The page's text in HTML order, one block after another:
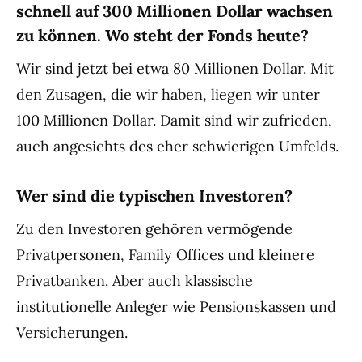
schnell auf 300 Millionen Dollar wachsen
zu können. Wo steht der Fonds heute?
Wir sind jetzt bei etwa 80 Millionen Dollar. Mit
den Zusagen, die wir haben, liegen wir unter
100 Millionen Dollar. Damit sind wir zufrieden,
auch angesichts des eher schwierigen Umfelds.
Wer sind die typischen Investoren?
Zu den Investoren gehören vermögende
Privatpersonen, Family Offices und kleinere
Privatbanken. Aber auch klassische
institutionelle Anleger wie Pensionskassen und
Versicherungen.